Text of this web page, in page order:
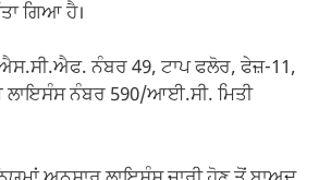
ਗਿਆ ਹੈ।
ਨੰਬਰ 49, ਟਾਪ ਫਲੋਰ, ਫੇਜ਼-11,
ਲਾਇਸੰਸ ਨੰਬਰ 590/ਆਈ.ਸੀ. ਮਿਤੀ